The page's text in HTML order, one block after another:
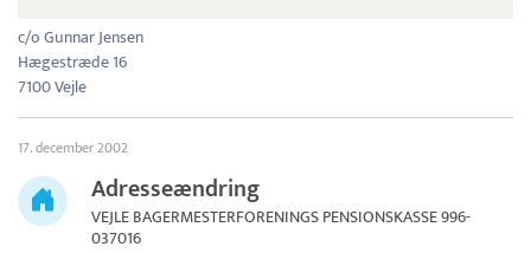
c/o Gunnar Jensen
Hægestræde 16
7100 Vejle
17. december 2002
Adresseændring
VEJLE BAGERMESTERFORENINGS PENSIONSKASSE 996-
037016